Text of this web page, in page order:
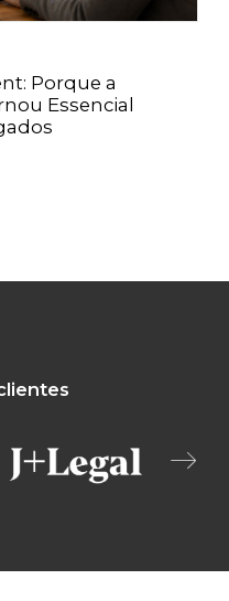
Porque a
Essencial